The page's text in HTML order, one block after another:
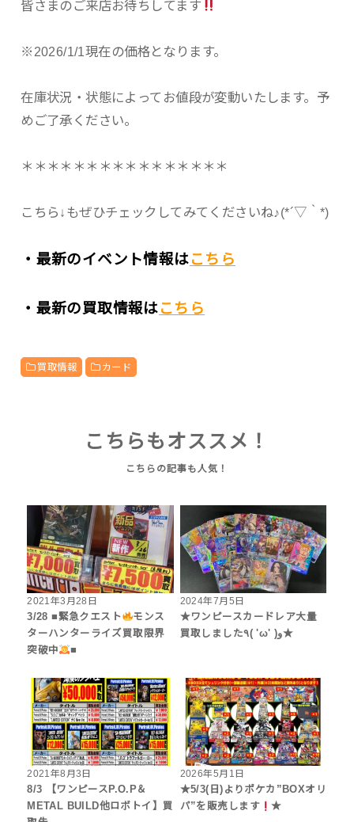
皆さまのご来店お待ちしてます
※2026/1/1現在の価格となります。
在庫状況・状態によってお値段が変動いたします。予
めご了承ください。
＊＊＊＊＊＊＊＊＊＊＊＊＊＊＊＊
こちら↓もぜひチェックしてみてくださいね♪(*´▽｀*)
・最新のイベント情報はこちら
・最新の買取情報はこちら
買取情報 カード
こちらもオススメ！
2021年3月28日
3/28 ■緊急クエスト
モンス
ターハンターライズ買取限界
突破中
■
2024年7月5日
★ワンピースカードレア大量
買取しました٩( 'ω' )و★
2021年8月3日
8/3 【ワンピースP.O.P＆
METAL BUILD他ロボトイ】買
2026年5月1日
★5/3(日)よりポケカ”BOXオリ
パ”を販売します
★